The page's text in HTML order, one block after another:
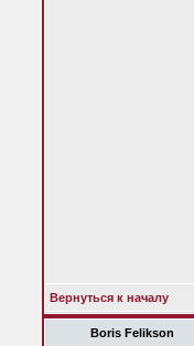
Вернуться к началу
Boris Felikson